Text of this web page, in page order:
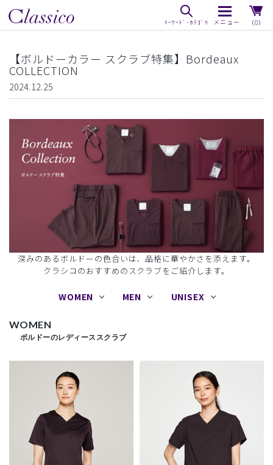
（0）
【ボルドーカラー スクラブ特集】Bordeaux
COLLECTION
2024.12.25
深みのあるボルドーの色合いは、品格に華やかさを添えます。
クラシコのおすすめのスクラブをご紹介します。
WOMEN MEN UNISEX
WOMEN
ボルドーのレディーススクラブ